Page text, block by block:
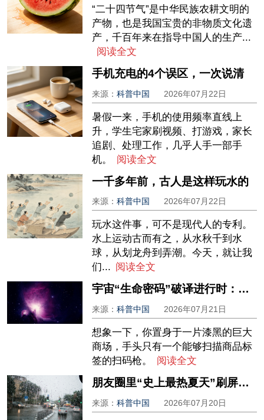
“二十四节气”是中华民族农耕文明的
产物，也是我国宝贵的非物质文化遗
产，千百年来在指导中国人的生产...
阅读全文
手机充电的4个误区，一次说清
来源：科普中国 2026年07月22日
暑假一来，手机的使用频率直线上
升，学生宅家刷视频、打游戏，家长
追剧、处理工作，几乎人手一部手
机。
阅读全文
一千多年前，古人是这样玩水的
来源：科普中国 2026年07月22日
玩水这件事，可不是现代人的专利。
水上运动古而有之，从水秋千到水
球，从划龙舟到弄潮。今天，就让我
们... 阅读全文
宇宙“生命密码”破译进行时：这颗“全优”行星真的能住人吗？
来源：科普中国 2026年07月21日
想象一下，你置身于一片漆黑的巨大
商场，手头只有一个能够扫描商品标
签的扫码枪。
阅读全文
朋友圈里“史上最热夏天”刷屏，真相到底如何？专家回应→
来源：科普中国 2026年07月20日